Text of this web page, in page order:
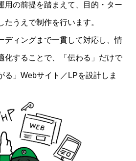
用の前提を踏まえて、目的・ター
うえで制作を行います。
ディングまで一貫して対応し、情
化することで、「伝わる」だけで
る」Webサイト／LPを設計しま